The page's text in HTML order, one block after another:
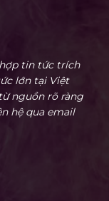
tin tức trích
lớn tại Việt
nguồn rõ ràng
hệ qua email